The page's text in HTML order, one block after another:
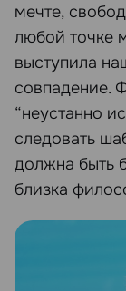
мечте,
любой точке
выступила
совпадение.
“неустанно
следовать
должна быть
близка